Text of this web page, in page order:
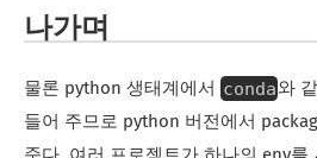
나가며
물론 python 생태계에서 conda와
들어 주므로 python 버전에서